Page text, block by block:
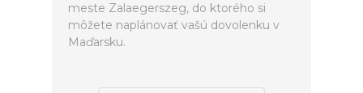
meste Zalaegerszeg, do ktorého si
môžete naplánovať vašú dovolenku v
Maďarsku.